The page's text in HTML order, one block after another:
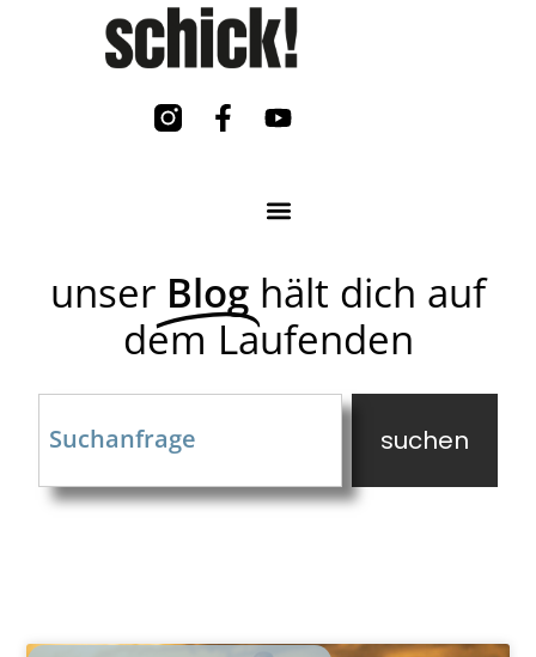
unser Blog hält dich auf
dem Laufenden
suchen